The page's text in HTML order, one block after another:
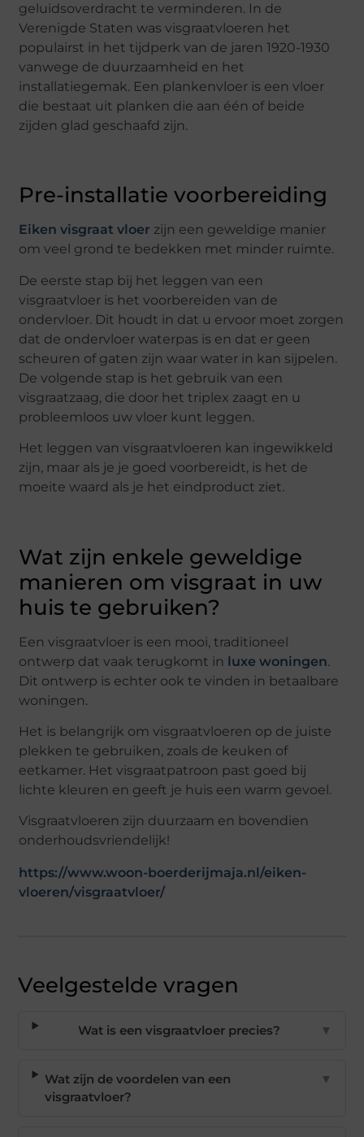
geluidsoverdracht te verminderen. In de
Verenigde Staten was visgraatvloeren het
populairst in het tijdperk van de jaren 1920-1930
vanwege de duurzaamheid en het
installatiegemak. Een plankenvloer is een vloer
die bestaat uit planken die aan één of beide
zijden glad geschaafd zijn.
Pre-installatie voorbereiding
Eiken visgraat vloer zijn een geweldige manier
om veel grond te bedekken met minder ruimte.
De eerste stap bij het leggen van een
visgraatvloer is het voorbereiden van de
ondervloer. Dit houdt in dat u ervoor moet zorgen
dat de ondervloer waterpas is en dat er geen
scheuren of gaten zijn waar water in kan sijpelen.
De volgende stap is het gebruik van een
visgraatzaag, die door het triplex zaagt en u
probleemloos uw vloer kunt leggen.
Het leggen van visgraatvloeren kan ingewikkeld
zijn, maar als je je goed voorbereidt, is het de
moeite waard als je het eindproduct ziet.
Wat zijn enkele geweldige
manieren om visgraat in uw
huis te gebruiken?
Een visgraatvloer is een mooi, traditioneel
ontwerp dat vaak terugkomt in luxe woningen.
Dit ontwerp is echter ook te vinden in betaalbare
woningen.
Het is belangrijk om visgraatvloeren op de juiste
plekken te gebruiken, zoals de keuken of
eetkamer. Het visgraatpatroon past goed bij
lichte kleuren en geeft je huis een warm gevoel.
Visgraatvloeren zijn duurzaam en bovendien
onderhoudsvriendelijk!
https://www.woon-boerderijmaja.nl/eiken-
vloeren/visgraatvloer/
Veelgestelde vragen
Wat is een visgraatvloer precies? ▼
Wat zijn de voordelen van een
visgraatvloer?
▼